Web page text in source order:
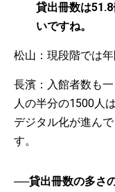
貸出冊数は
いですね。
松山：現段階では
長濱：入館者数も
人の半分の1500人
デジタル化が進ん
す。
──貸出冊数の多さ